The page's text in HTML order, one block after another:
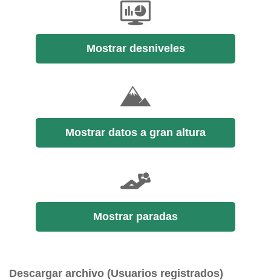
Mostrar desniveles
Mostrar datos a gran altura
Mostrar paradas
Descargar archivo (Usuarios registrados)